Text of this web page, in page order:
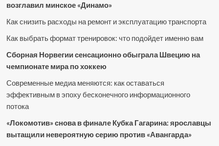
возглавил минское «Динамо»
Как снизить расходы на ремонт и эксплуатацию транспорта
Как выбрать формат тренировок: что подойдет именно вам
Сборная Норвегии сенсационно обыграла Швецию на
чемпионате мира по хоккею
Современные медиа меняются: как оставаться
эффективным в эпоху бесконечного информационного
потока
«Локомотив» снова в финале Кубка Гагарина: ярославцы
вытащили невероятную серию против «Авангарда»